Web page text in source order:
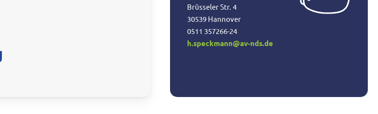
Brüsseler Str. 4
30539 Hannover
0511 357266-24
h.speckmann@av-nds.de